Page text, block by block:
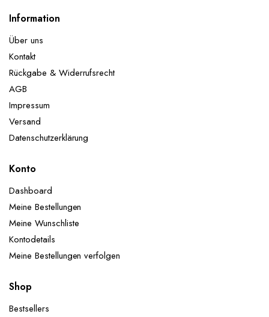
Information
Über uns
Kontakt
Rückgabe & Widerrufsrecht
AGB
Impressum
Versand
Datenschutzerklärung
Konto
Dashboard
Meine Bestellungen
Meine Wunschliste
Kontodetails
Meine Bestellungen verfolgen
Shop
Bestsellers